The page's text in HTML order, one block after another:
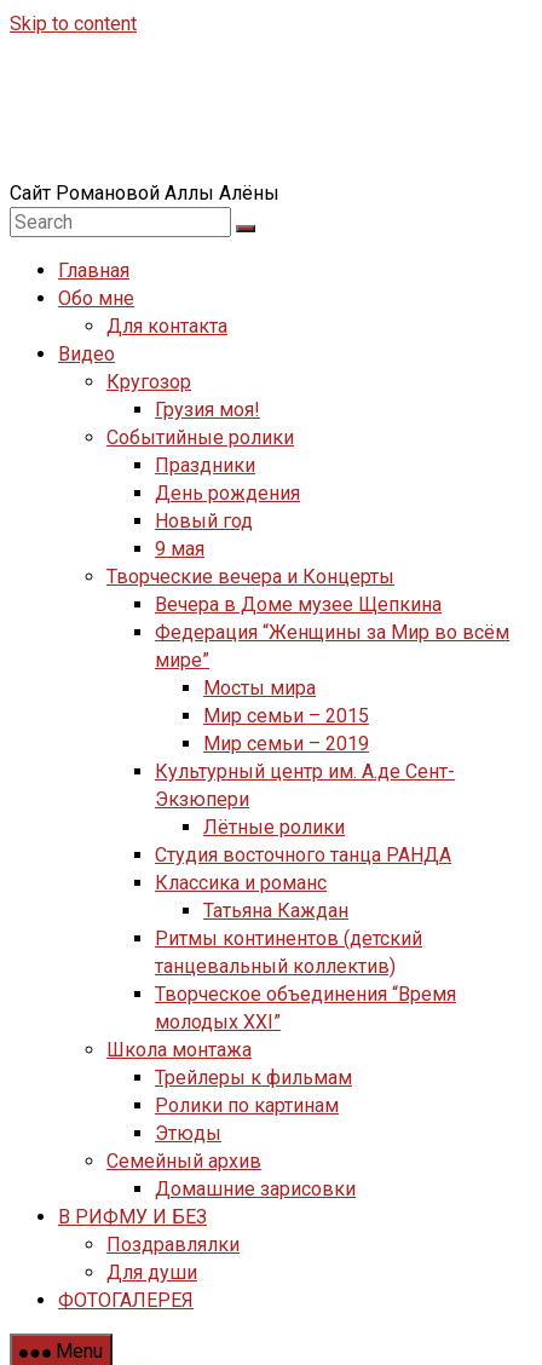
Skip to content
Сайт Романовой Аллы Алёны
Главная
Обо мне
Для контакта
Видео
Кругозор
Грузия моя!
Событийные ролики
Праздники
День рождения
Новый год
9 мая
Творческие вечера и Концерты
Вечера в Доме музее Щепкина
Федерация “Женщины за Мир во всём
мире”
Мосты мира
Мир семьи – 2015
Мир семьи – 2019
Культурный центр им. А.де Сент-
Экзюпери
Лётные ролики
Студия восточного танца РАНДА
Классика и романс
Татьяна Каждан
Ритмы континентов (детский
танцевальный коллектив)
Творческое объединения “Время
молодых XXI”
Школа монтажа
Трейлеры к фильмам
Ролики по картинам
Этюды
Семейный архив
Домашние зарисовки
В РИФМУ И БЕЗ
Поздравлялки
Для души
ФОТОГАЛЕРЕЯ
Menu